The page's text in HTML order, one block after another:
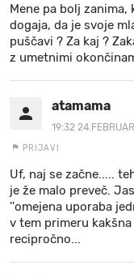
Mene pa bolj zanima,
dogaja, da je svoje
puščavi ? Za kaj ?
z umetnimi
atamama
19:32
PRIJAVI
Uf, naj se začne.....
je že malo preveč.
''omejena uporaba
v tem primeru
recipročno...